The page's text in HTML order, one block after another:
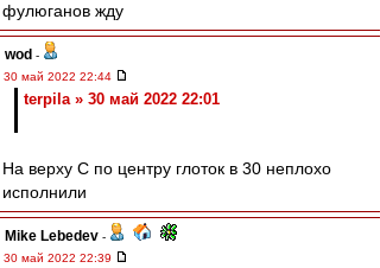
фулюганов жду
wod -
30 май 2022 22:44
terpila » 30 май 2022 22:01
На верху С по центру глоток в 30 неплохо
исполнили
Mike Lebedev -
30 май 2022 22:39